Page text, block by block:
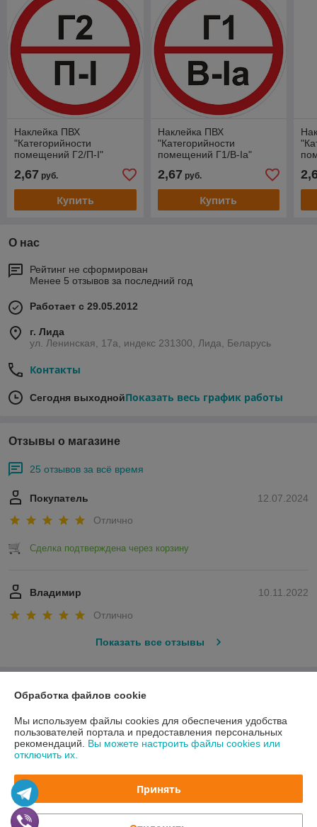
Наклейка ПВХ
"Категорийности
помещений Г2/П-I"
2,67 руб.
Купить
Наклейка ПВХ
"Категорийности
помещений Г1/В-Iа"
2,67 руб.
Купить
О нас
Рейтинг не сформирован
Менее 5 отзывов за последний год
Работает с 29.05.2012
г. Лида
ул. Ленинская, 17а, индекс 231300, Лида, Беларусь
Контакты
Сегодня выходнойПоказать весь график работы
Отзывы о магазине
25 отзывов за всё время
12.07.2024
Покупатель
Отлично
Сделка подтверждена через корзину
10.11.2022
Владимир
Отлично
Показать все отзывы
О нас
Контакты
Доставка и оплата
График работы
Полная версия сайта
Обработка файлов cookie
Мы используем файлы cookies для обеспечения удобства
пользователей портала и предоставления персональных
рекомендаций. Вы можете настроить файлы cookies или
отключить их.
Принять